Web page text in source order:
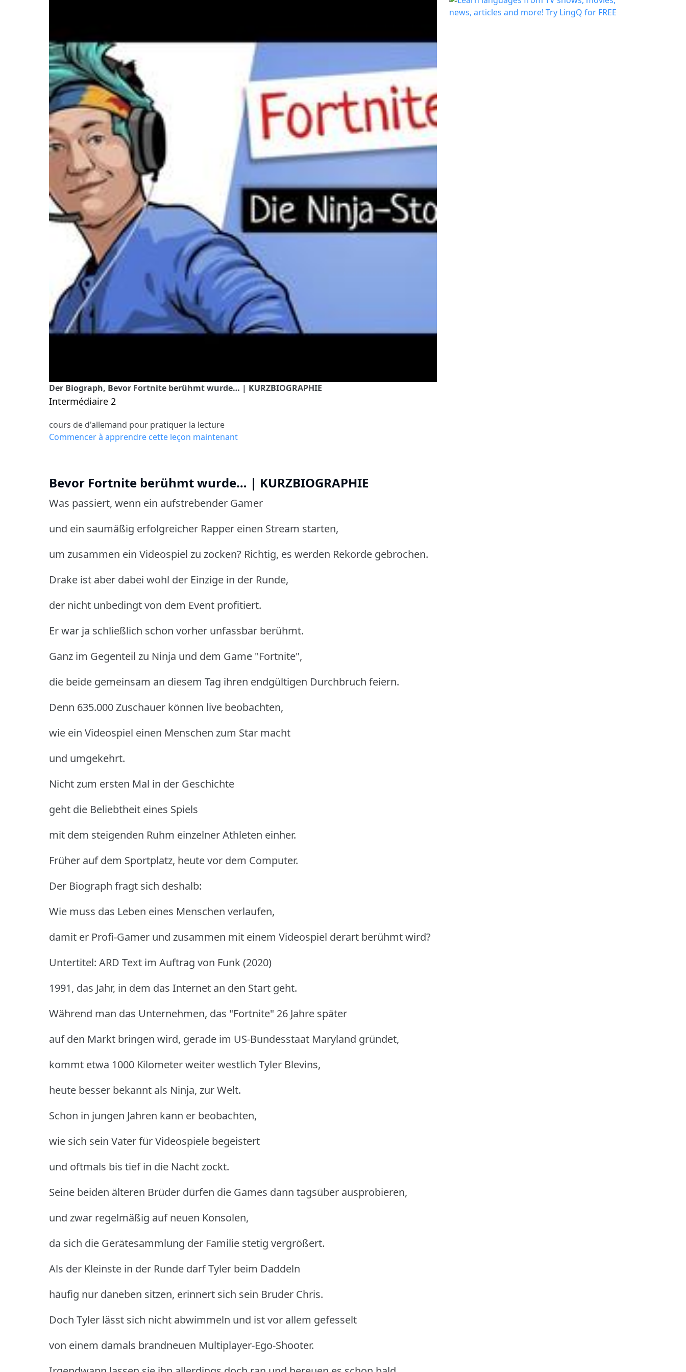
Der Biograph, Bevor Fortnite berühmt wurde… | KURZBIOGRAPHIE
Intermédiaire 2
cours de d'allemand pour pratiquer la lecture
Commencer à apprendre cette leçon maintenant
Bevor Fortnite berühmt wurde… | KURZBIOGRAPHIE
Was passiert, wenn ein aufstrebender Gamer
und ein saumäßig erfolgreicher Rapper einen Stream starten,
um zusammen ein Videospiel zu zocken? Richtig, es werden Rekorde gebrochen.
Drake ist aber dabei wohl der Einzige in der Runde,
der nicht unbedingt von dem Event profitiert.
Er war ja schließlich schon vorher unfassbar berühmt.
Ganz im Gegenteil zu Ninja und dem Game "Fortnite",
die beide gemeinsam an diesem Tag ihren endgültigen Durchbruch feiern.
Denn 635.000 Zuschauer können live beobachten,
wie ein Videospiel einen Menschen zum Star macht
und umgekehrt.
Nicht zum ersten Mal in der Geschichte
geht die Beliebtheit eines Spiels
mit dem steigenden Ruhm einzelner Athleten einher.
Früher auf dem Sportplatz, heute vor dem Computer.
Der Biograph fragt sich deshalb:
Wie muss das Leben eines Menschen verlaufen,
damit er Profi-Gamer und zusammen mit einem Videospiel derart berühmt wird?
Untertitel: ARD Text im Auftrag von Funk (2020)
1991, das Jahr, in dem das Internet an den Start geht.
Während man das Unternehmen, das "Fortnite" 26 Jahre später
auf den Markt bringen wird, gerade im US-Bundesstaat Maryland gründet,
kommt etwa 1000 Kilometer weiter westlich Tyler Blevins,
heute besser bekannt als Ninja, zur Welt.
Schon in jungen Jahren kann er beobachten,
wie sich sein Vater für Videospiele begeistert
und oftmals bis tief in die Nacht zockt.
Seine beiden älteren Brüder dürfen die Games dann tagsüber ausprobieren,
und zwar regelmäßig auf neuen Konsolen,
da sich die Gerätesammlung der Familie stetig vergrößert.
Als der Kleinste in der Runde darf Tyler beim Daddeln
häufig nur daneben sitzen, erinnert sich sein Bruder Chris.
Doch Tyler lässt sich nicht abwimmeln und ist vor allem gefesselt
von einem damals brandneuen Multiplayer-Ego-Shooter.